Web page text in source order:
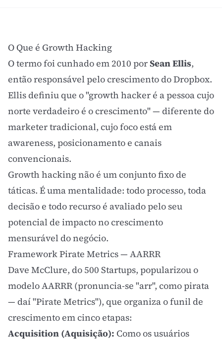
O Que é Growth Hacking
O termo foi cunhado em 2010 porSean Ellis,
então responsável pelo crescimento do Dropbox.
Ellis definiu que o "growth hacker é a pessoa cujo
norte verdadeiro é o crescimento" — diferente do
marketer tradicional, cujo foco está em
awareness, posicionamento e canais
convencionais.
Growth hacking não é um conjunto fixo de
táticas. É uma mentalidade: todo processo, toda
decisão e todo recurso é avaliado pelo seu
potencial de impacto no crescimento
mensurável do negócio.
Framework Pirate Metrics — AARRR
Dave McClure, do 500 Startups, popularizou o
modelo AARRR (pronuncia-se "arr", como pirata
— daí "Pirate Metrics"), que organiza o funil de
crescimento em cinco etapas:
Acquisition (Aquisição): Como os usuários